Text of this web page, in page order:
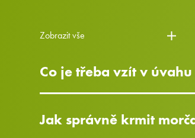
Zobrazit vše
Co je třeba vzít v
Jak správně krmit